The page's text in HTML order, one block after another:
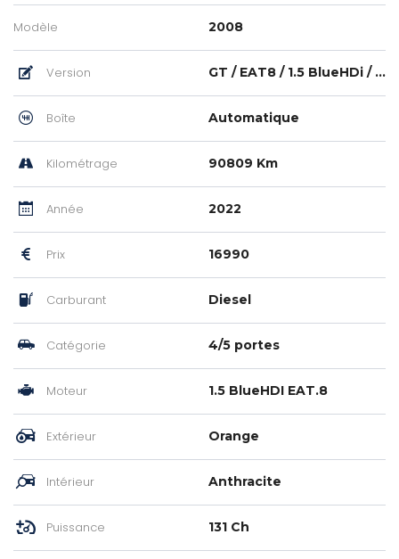
Modèle 2008
Version GT / EAT8 / 1.5 BlueHDi / Pano
Boîte Automatique
Kilométrage 90809 Km
Année 2022
Prix 16990
Carburant Diesel
Catégorie 4/5 portes
Moteur 1.5 BlueHDI EAT.8
Extérieur Orange
Intérieur Anthracite
Puissance 131 Ch